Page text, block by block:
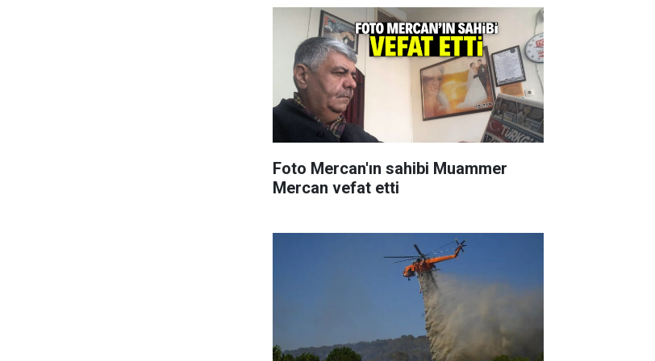
Foto Mercan'ın sahibi Muammer
Mercan vefat etti